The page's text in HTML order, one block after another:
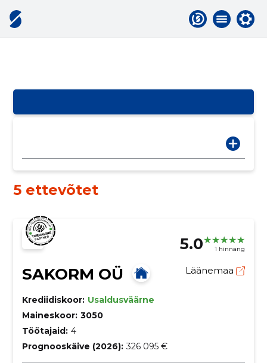
5 ettevõtet
5.0 1 hinnang
SAKORM OÜ Läänemaa
Krediidiskoor: Usaldusväärne
Maineskoor: 3050
Töötajaid: 4
Prognooskäive (2026): 326 095 €